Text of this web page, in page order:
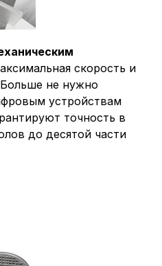
скорость и
Больше не нужно
устройствам
точность в
до десятой части